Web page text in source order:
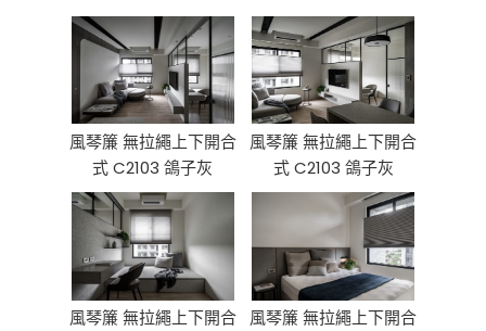
風琴簾 無拉繩上下開合
式 C2103 鴿子灰
風琴簾 無拉繩上下開合
式 C2103 鴿子灰
風琴簾 無拉繩上下開合
風琴簾 無拉繩上下開合